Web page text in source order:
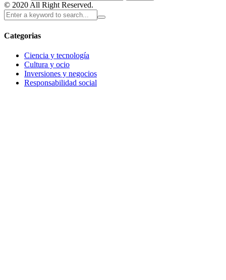
© 2020 All Right Reserved.
Categorias
Ciencia y tecnología
Cultura y ocio
Inversiones y negocios
Responsabilidad social